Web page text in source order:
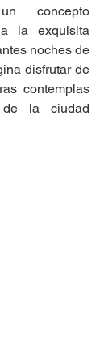
concepto
la exquisita
noches de
disfrutar de
contemplas
de la ciudad